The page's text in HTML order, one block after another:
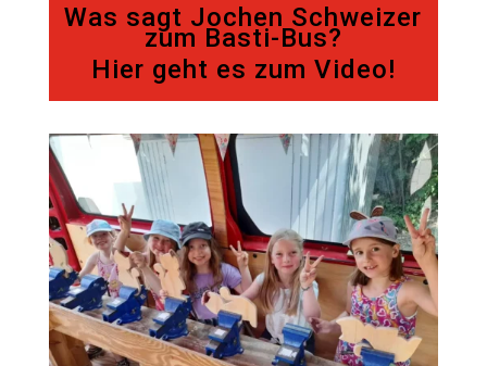
Was sagt Jochen Schweizer
zum Basti-Bus?
Hier geht es zum Video!